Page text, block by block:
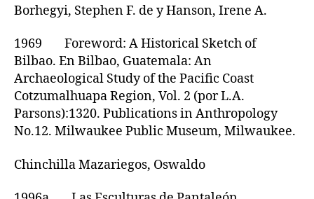
Borhegyi, Stephen F. de y Hanson, Irene A.
1969 Foreword: A Historical Sketch of
Bilbao. En Bilbao, Guatemala: An
Archaeological Study of the Pacific Coast
Cotzumalhuapa Region, Vol. 2 (por L.A.
Parsons):1320. Publications in Anthropology
No.12. Milwaukee Public Museum, Milwaukee.
Chinchilla Mazariegos, Oswaldo